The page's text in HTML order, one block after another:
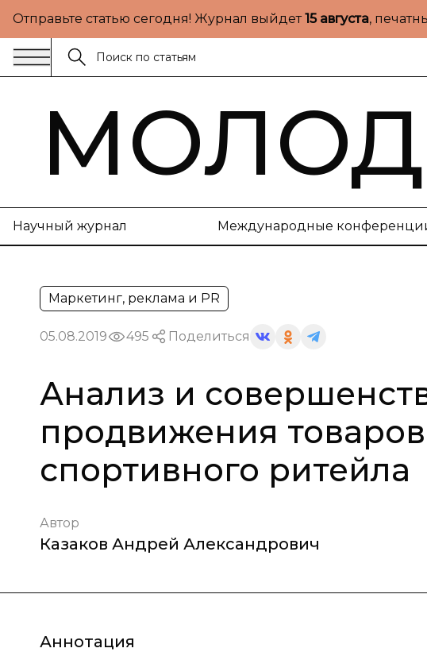
Отправьте статью сегодня! Журнал выйдет15 августа,
Научный журнал Международные
Маркетинг, реклама и PR
05.08.2019 495 Поделиться
Анализ и
продвижения
спортивного ритейла
Автор
Казаков Андрей Александрович
Аннотация